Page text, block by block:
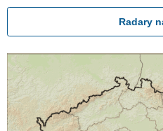
Radary